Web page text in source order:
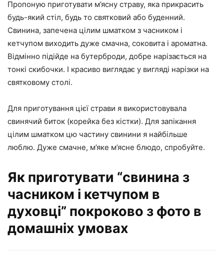
Пропоную приготувати м’ясну страву, яка прикрасить
будь-який стіл, будь то святковий або буденний.
Свинина, запечена цілим шматком з часником і
кетчупом виходить дуже смачна, соковита і ароматна.
Відмінно підійде на бутерброди, добре нарізається на
тонкі скибочки. І красиво виглядає у вигляді нарізки на
святковому столі.
Для приготування цієї страви я використовувала
свинячий биток (корейка без кістки). Для запікання
цілим шматком цю частину свинини я найбільше
люблю. Дуже смачне, м’яке м’ясне блюдо, спробуйте.
Як приготувати “свинина з
часником і кетчупом в
духовці” покроково з фото в
домашніх умовах